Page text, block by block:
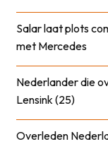
Salar laat plots
met Mercedes
Nederlander die
Lensink (25)
Overleden